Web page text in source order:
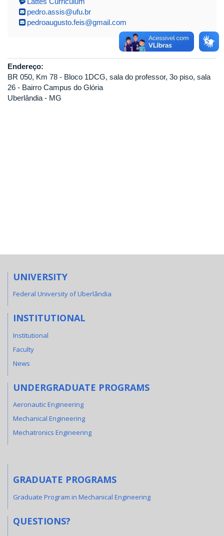
pedro.assis@ufu.br
pedroaugusto.feis@gmail.com
Endereço:
BR 050, Km 78 - Bloco 1DCG, sala do professor, 3o piso, sala
26 - Bairro Campus do Glória
Uberlândia - MG
UNIVERSITY
Federal University of Uberlândia
INSTITUTIONAL
Institutional
Faculty
News
UNDERGRADUATE PROGRAMS
Aeronautic Engineering
Mechanical Engineering
Mechatronics Engineering
GRADUATE PROGRAMS
Graduate Program in Mechanical Engineering
QUESTIONS?